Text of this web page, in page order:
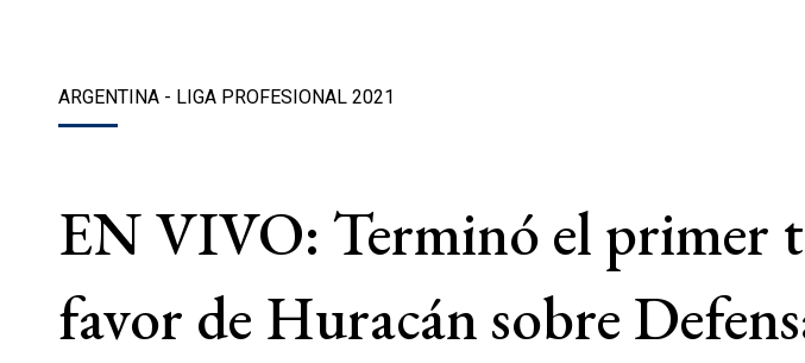
ARGENTINA - LIGA PROFESIONAL 2021
EN VIVO: Terminó el primer
favor de Huracán sobre